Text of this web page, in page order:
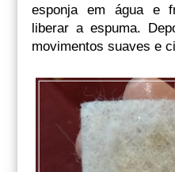
esponja em água e
liberar a espuma.
movimentos suaves e